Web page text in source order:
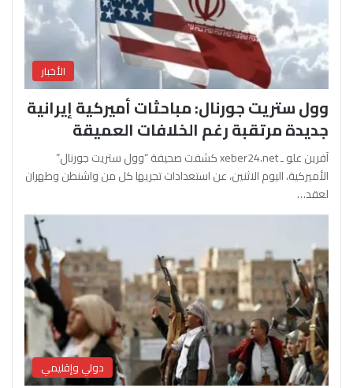
الأخبار
وول ستريت جورنال: مباحثات أميركية إيرانية
جديدة مرتقبة رغم الخلافات العميقة
آفرين علو ـ xeber24.net كشفت صحيفة “وول ستريت جورنال”
الأميركية، اليوم الاثنين، عن استعدادات تجريها كل من واشنطن وطهران
لعقد…
دولي وإقليمي